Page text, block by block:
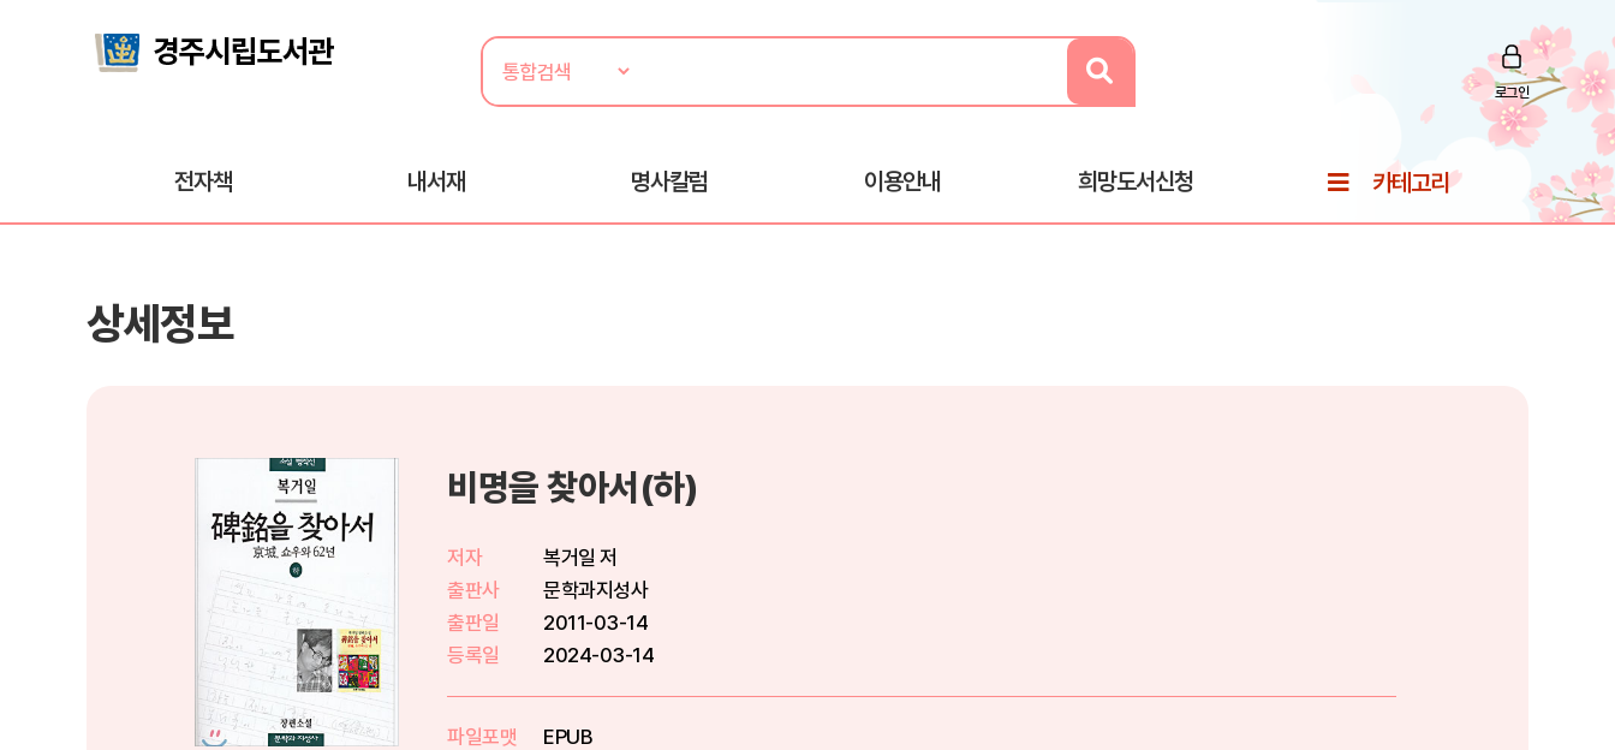
로그인
전자책 내서재 명사칼럼 이용안내 희망도서신청 카테고리
상세정보
비명을 찾아서(하)
저자
복거일 저
출판사
문학과지성사
출판일
2011-03-14
등록일
2024-03-14
파일포맷
EPUB